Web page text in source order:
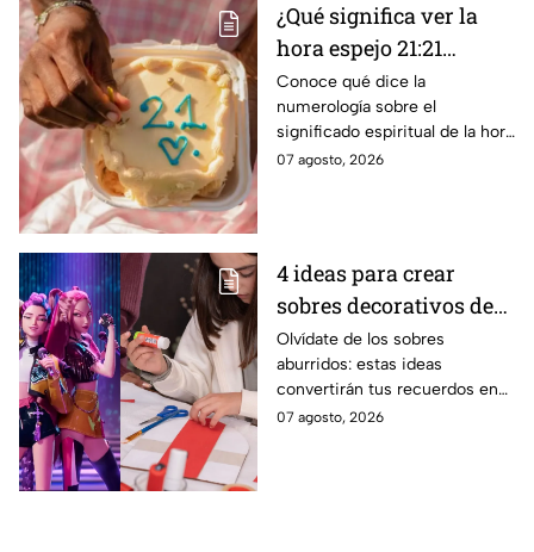
¿Qué significa ver la
hora espejo 21:21
constantemente según
la numerología?
Conoce qué dice la
numerología sobre el
significado espiritual de la hora
espejo 21:21, un mensaje
07 agosto, 2026
4 ideas para crear
sobres decorativos de
Huntrix para guardar
cartas y stickers
Olvídate de los sobres
aburridos: estas ideas
convertirán tus recuerdos en
un accesorio digno de una fan
07 agosto, 2026